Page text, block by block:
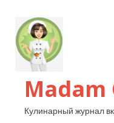
Madam
Кулинарный журнал